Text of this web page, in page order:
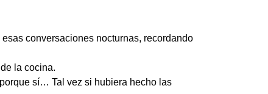
conversaciones nocturnas, recordando
la cocina.
sí… Tal vez si hubiera hecho las